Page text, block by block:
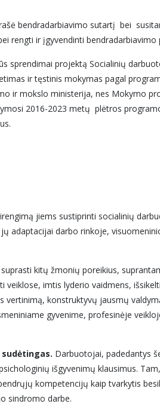
bendradarbiavimo sutartį bei
rengti ir įgyvendinti bendradarbiavimo
sprendimai projektą Socialinių
ir tęstinis mokymas pagal
ir mokslo ministerija, nes Mokymo
2016-2023 metų plėtros
jiems sustiprinti socialinių
adaptacijai darbo rinkoje,
kitų žmonių poreikius,
imtis lyderio vaidmens,
konstruktyvų jausmų
gyvenime, profesinėje
Darbuotojai, padedantys
išgyvenimų klausimus.
kompetencijų kaip tvarkytis
sindromo darbe.